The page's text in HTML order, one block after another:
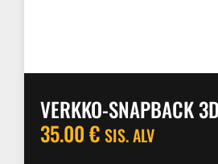
VERKKO-SNAPBACK
35.00€ SIS. ALV